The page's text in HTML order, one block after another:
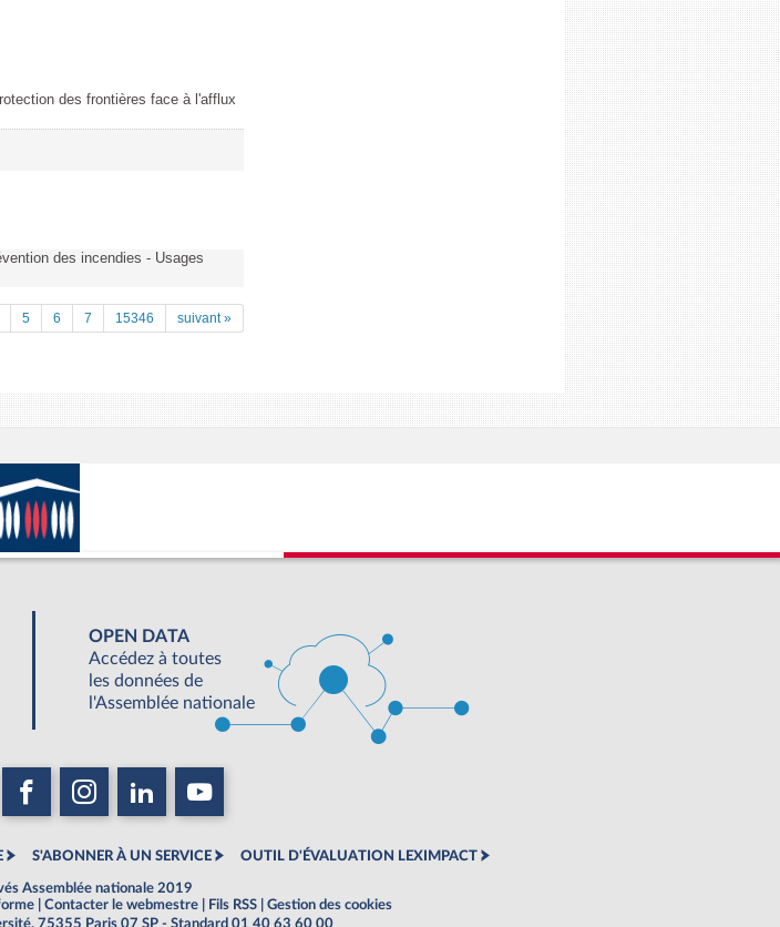
des frontières face à l'afflux
des incendies - Usages
5 6 7 15346 suivant »
OPEN DATA
Accédez à toutes
les données de
l'Assemblée nationale
S'ABONNER À UN SERVICE OUTIL D'ÉVALUATION LEXIMPACT
Assemblée nationale 2019
Contacter le webmestre Fils RSS
Gestion des cookies
75355 Paris 07 SP - Standard 01 40 63 60 00